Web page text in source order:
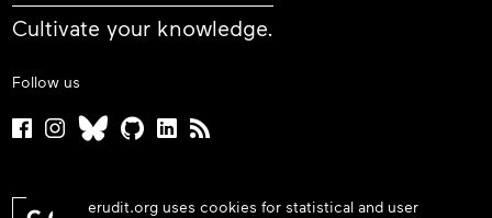
erudit.org uses cookies for statistical and user
Cultivate your knowledge.
Follow us